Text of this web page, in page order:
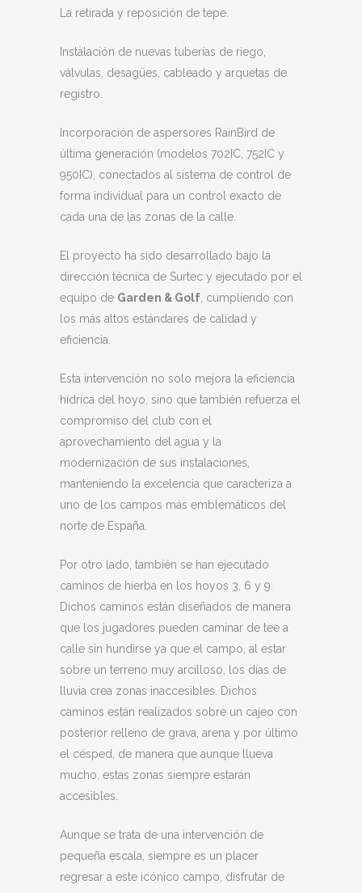
La retirada y reposición de tepe.
Instalación de nuevas tuberías de riego,
válvulas, desagües, cableado y arquetas de
registro.
Incorporación de aspersores RainBird de
última generación (modelos 702IC, 752IC y
950IC), conectados al sistema de control de
forma individual para un control exacto de
cada una de las zonas de la calle.
El proyecto ha sido desarrollado bajo la
dirección técnica de Surtec y ejecutado por el
equipo de Garden & Golf , cumpliendo con
los más altos estándares de calidad y
eficiencia.
Esta intervención no solo mejora la eficiencia
hídrica del hoyo, sino que también refuerza el
compromiso del club con el
aprovechamiento del agua y la
modernización de sus instalaciones,
manteniendo la excelencia que caracteriza a
uno de los campos más emblemáticos del
norte de España.
Por otro lado, también se han ejecutado
caminos de hierba en los hoyos 3, 6 y 9.
Dichos caminos están diseñados de manera
que los jugadores pueden caminar de tee a
calle sin hundirse ya que el campo, al estar
sobre un terreno muy arcilloso, los días de
lluvia crea zonas inaccesibles. Dichos
caminos están realizados sobre un cajeo con
posterior relleno de grava, arena y por último
el césped, de manera que aunque llueva
mucho, estas zonas siempre estarán
accesibles.
Aunque se trata de una intervención de
pequeña escala, siempre es un placer
regresar a este icónico campo, disfrutar de